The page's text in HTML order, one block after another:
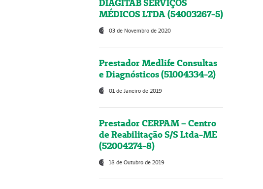
DIAGITAB SERVIÇOS
MÉDICOS LTDA (54003267-5)
03 de Novembro de 2020
Prestador Medlife Consultas
e Diagnósticos (51004334-2)
01 de Janeiro de 2019
Prestador CERPAM – Centro
de Reabilitação S/S Ltda-ME
(52004274-8)
18 de Outubro de 2019